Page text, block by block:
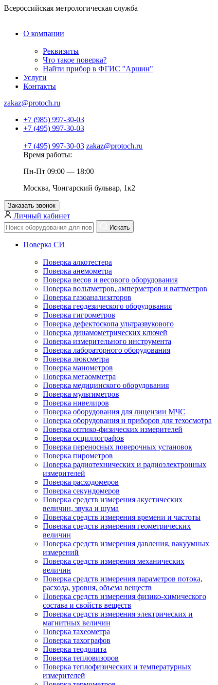
Всероссийская метрологическая служба
О компании
Реквизиты
Что такое поверка?
Найти прибор в ФГИС "Аршин"
Услуги
Контакты
zakaz@protoch.ru
+7 (985) 997-30-03
+7 (495) 997-30-03
+7 (495) 997-30-03 zakaz@protoch.ru
Время работы:
Пн-Пт 09:00 — 18:00
Москва, Чонгарский бульвар, 1к2
Заказать звонок
Личный кабинет
Искать
Поверка СИ
Поверка алкотестера
Поверка анемометра
Поверка весов и весового оборудования
Поверка вольтметров, амперметров и ваттметров
Поверка газоанализаторов
Поверка геодезического оборудования
Поверка гигрометров
Поверка дефектоскопа ультразвукового
Поверка динамометрических ключей
Поверка измерительного инструмента
Поверка лабораторного оборудования
Поверка люксметра
Поверка манометров
Поверка мегаомметра
Поверка медицинского оборудования
Поверка мультиметров
Поверка нивелиров
Поверка оборудования для лицензии МЧС
Поверка оборудования и приборов для техосмотра
Поверка оптико-физических измерителей
Поверка осциллографов
Поверка переносных поверочных установок
Поверка пирометров
Поверка радиотехнических и радиоэлектронных
измерителей
Поверка расходомеров
Поверка секундомеров
Поверка средств измерения акустических
величин, звука и шума
Поверка средств измерения времени и частоты
Поверка средств измерения геометрических
величин
Поверка средств измерения давления, вакуумных
измерений
Поверка средств измерения механических
величин
Поверка средств измерения параметров потока,
расхода, уровня, объема веществ
Поверка средств измерения физико-химического
состава и свойств веществ
Поверка средств измерения электрических и
магнитных величин
Поверка тахеометра
Поверка тахографов
Поверка теодолита
Поверка тепловизоров
Поверка теплофизических и температурных
измерителей